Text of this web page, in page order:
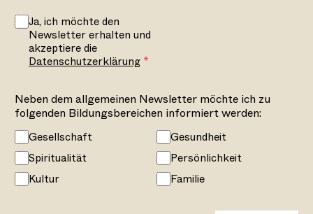
Ja, ich möchte den
Newsletter erhalten und
akzeptiere die
Datenschutzerklärung
Neben dem allgemeinen Newsletter möchte ich zu
folgenden Bildungsbereichen informiert werden:
Gesellschaft
Gesundheit
Spiritualität
Persönlichkeit
Kultur
Familie